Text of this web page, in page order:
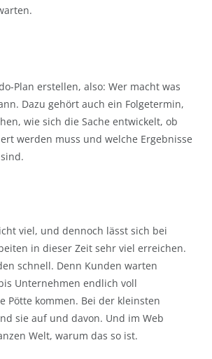
Plan erstellen, also: Wer macht was
Dazu gehört auch ein Folgetermin,
wie sich die Sache entwickelt, ob
werden muss und welche Ergebnisse
viel, und dennoch lässt sich bei
in dieser Zeit sehr viel erreichen.
schnell. Denn Kunden warten
Unternehmen endlich voll
Pötte kommen. Bei der kleinsten
sie auf und davon. Und im Web
Welt, warum das so ist.